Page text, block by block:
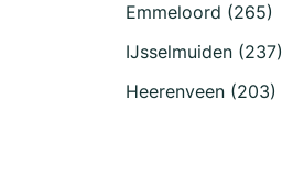
Emmeloord (265)
IJsselmuiden (237)
Heerenveen (203)